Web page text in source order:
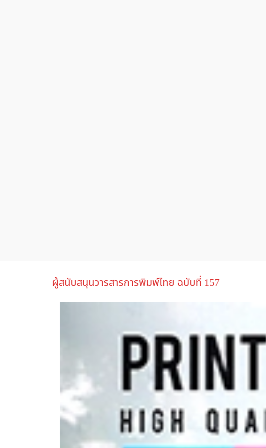
ผู้สนับสนุนวารสารการพิมพ์ไทย ฉบับที่ 157